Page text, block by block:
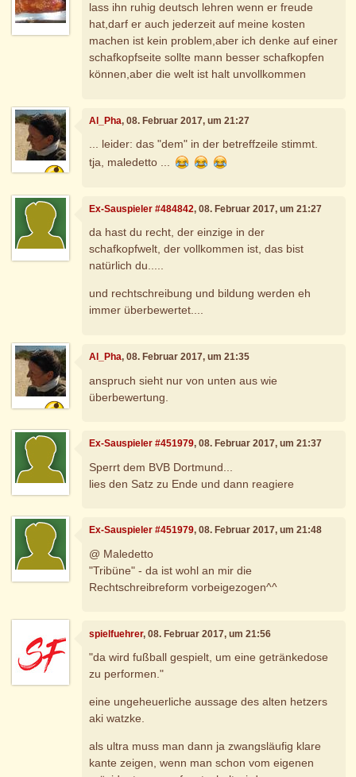
lass ihn ruhig deutsch lehren wenn er freude
hat,darf er auch jederzeit auf meine kosten
machen ist kein problem,aber ich denke auf einer
schafkopfseite sollte mann besser schafkopfen
können,aber die welt ist halt unvollkommen
Al_Pha, 08. Februar 2017, um 21:27
... leider: das "dem" in der betreffzeile stimmt.
tja, maledetto ...
Ex-Sauspieler #484842, 08. Februar 2017, um 21:27
da hast du recht, der einzige in der
schafkopfwelt, der vollkommen ist, das bist
natürlich du.....
und rechtschreibung und bildung werden eh
immer überbewertet....
Al_Pha, 08. Februar 2017, um 21:35
anspruch sieht nur von unten aus wie
überbewertung.
Ex-Sauspieler #451979, 08. Februar 2017, um 21:37
Sperrt dem BVB Dortmund...
lies den Satz zu Ende und dann reagiere
Ex-Sauspieler #451979, 08. Februar 2017, um 21:48
@ Maledetto
"Tribüne" - da ist wohl an mir die
Rechtschreibreform vorbeigezogen^^
spielfuehrer, 08. Februar 2017, um 21:56
"da wird fußball gespielt, um eine getränkedose
zu performen."
eine ungeheuerliche aussage des alten hetzers
aki watzke.
als ultra muss man dann ja zwangsläufig klare
kante zeigen, wenn man schon vom eigenen